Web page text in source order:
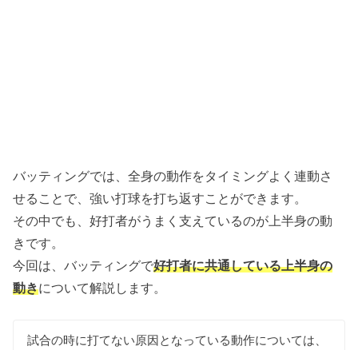
バッティングでは、全身の動作をタイミングよく連動さ
せることで、強い打球を打ち返すことができます。
その中でも、好打者がうまく支えているのが上半身の動
きです。
今回は、バッティングで好打者に共通している上半身の
動きについて解説します。
試合の時に打てない原因となっている動作については、